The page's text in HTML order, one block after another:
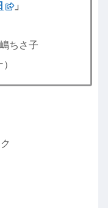
」
ちさ子